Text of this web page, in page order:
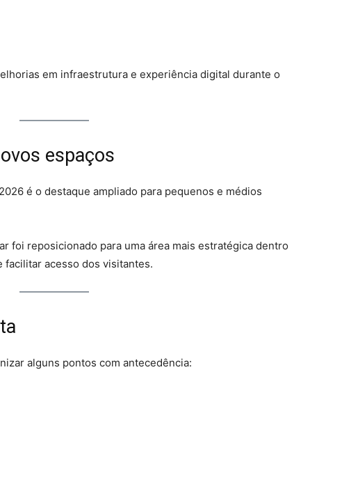
em infraestrutura e experiência digital durante o
espaços
é o destaque ampliado para pequenos e médios
foi reposicionado para uma área mais estratégica dentro
facilitar acesso dos visitantes.
alguns pontos com antecedência: